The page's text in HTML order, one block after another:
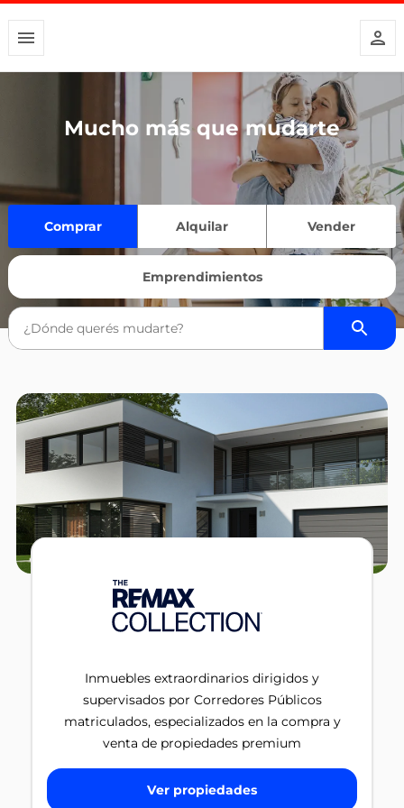
Mucho más que mudarte
Comprar Alquilar Vender
Emprendimientos
Inmuebles extraordinarios dirigidos y
supervisados por Corredores Públicos
matriculados, especializados en la compra y
venta de propiedades premium
Ver propiedades